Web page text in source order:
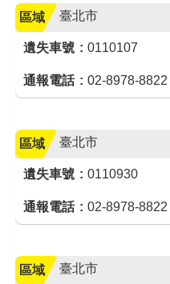
區域 臺北市
遺失車號 0110107
通報電話 02-8978-8822
區域 臺北市
遺失車號 0110930
通報電話 02-8978-8822
區域 臺北市